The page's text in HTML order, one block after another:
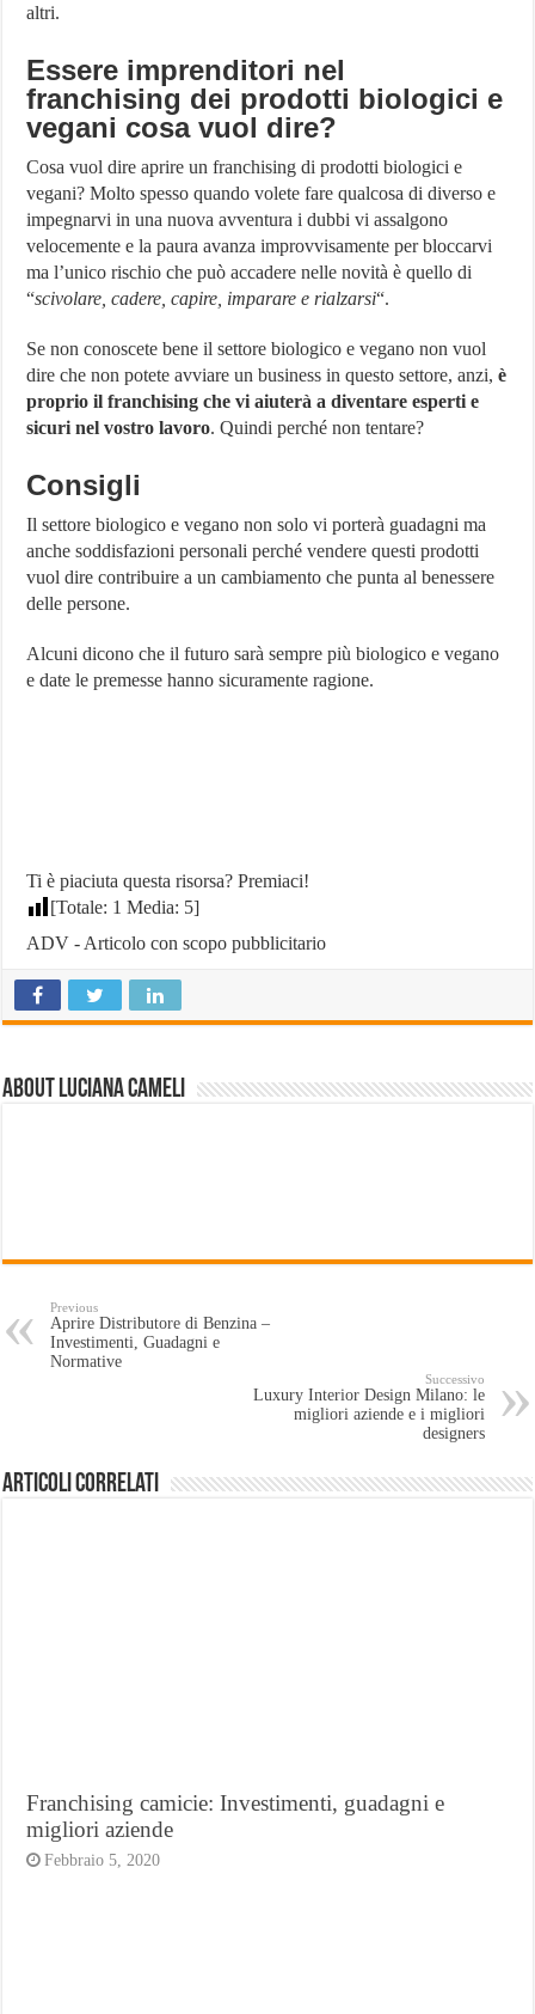
altri.
Essere imprenditori nel
franchising dei prodotti biologici e
vegani cosa vuol dire?
Cosa vuol dire aprire un franchising di prodotti biologici e
vegani? Molto spesso quando volete fare qualcosa di diverso e
impegnarvi in una nuova avventura i dubbi vi assalgono
velocemente e la paura avanza improvvisamente per bloccarvi
ma l’unico rischio che può accadere nelle novità è quello di
“scivolare, cadere, capire, imparare e rialzarsi“.
Se non conoscete bene il settore biologico e vegano non vuol
dire che non potete avviare un business in questo settore, anzi,è
proprio il franchising che vi aiuterà a diventare esperti e
sicuri nel vostro lavoro. Quindi perché non tentare?
Consigli
Il settore biologico e vegano non solo vi porterà guadagni ma
anche soddisfazioni personali perché vendere questi prodotti
vuol dire contribuire a un cambiamento che punta al benessere
delle persone.
Alcuni dicono che il futuro sarà sempre più biologico e vegano
e date le premesse hanno sicuramente ragione.
Ti è piaciuta questa risorsa? Premiaci!
[Totale: 1 Media: 5]
ADV - Articolo con scopo pubblicitario
About Luciana Cameli
Previous
Aprire Distributore di Benzina –
Investimenti, Guadagni e
Normative
Successivo
Luxury Interior Design Milano: le
migliori aziende e i migliori
designers
Articoli Correlati
Franchising camicie: Investimenti, guadagni e
migliori aziende
Febbraio 5, 2020